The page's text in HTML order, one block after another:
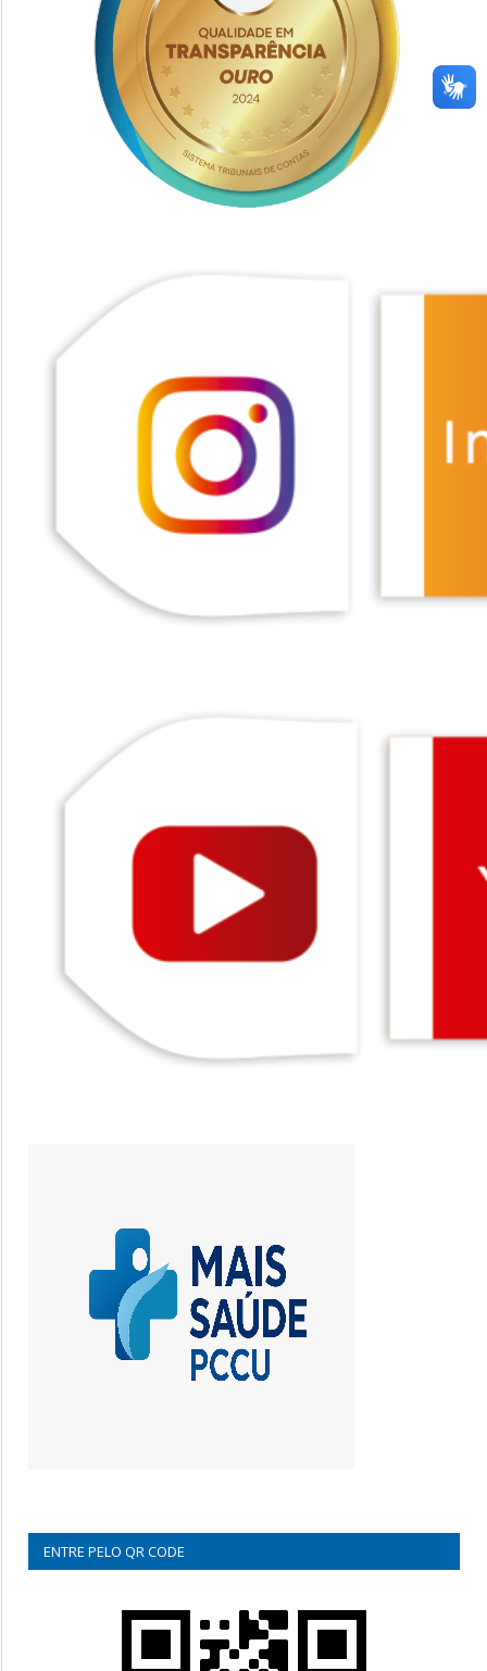
ENTRE PELO QR CODE